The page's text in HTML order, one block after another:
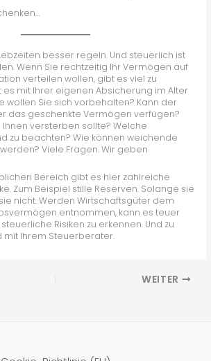
besser regeln. Und steuerlich ist
Wenn Sie rechtzeitig Ihr Vermögen auf
verteilen wollen, gibt es viel zu
es mit Ihrer eigenen Absicherung im Alter
wollen Sie sich vorbehalten? Kann der
das geschenkte Vermögen verfügen?
Ihnen versterben sollte? Welche
zu beachten? Wie können weichende
Viele Fragen. Wir geben
Bereich gibt es hier zahlreiche
Zum Beispiel stille Reserven. Solange sie
nicht. Werden Wirtschaftsgüter dem
entnommen, kann es teuer
Risiken zu erkennen. Und zu
mit Ihrem Steuerberater.
WEITER